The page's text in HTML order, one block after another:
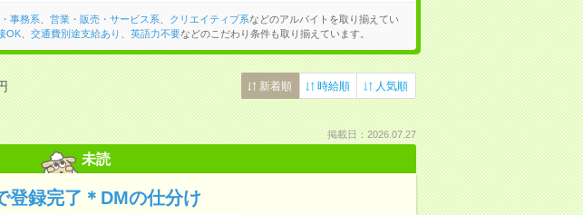
事務系 営業・販売・サービス系 クリエイティブ系などのアルバイトを取り揃えてい
OK、 交通費別途支給あり 英語力不要などのこだわり条件も取り揃えています。
新着順 時給順 人気順
掲載日：2026.07.27
未読
登録完了＊DMの仕分け